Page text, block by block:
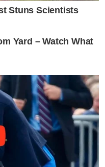
Stuns Scientists
Yard – Watch What